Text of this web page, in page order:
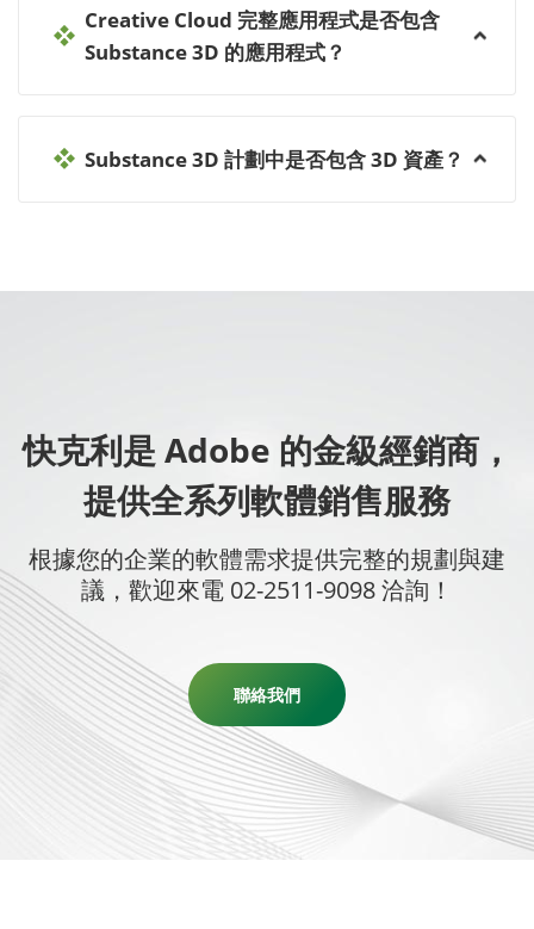
Creative Cloud 完整應用程式是否包含
Substance 3D 的應用程式？
Substance 3D 計劃中是否包含 3D 資產？
快克利是 Adobe 的金級經銷商，
提供全系列軟體銷售服務
根據您的企業的軟體需求提供完整的規劃與建
議，歡迎來電 02-2511-9098 洽詢！
聯絡我們